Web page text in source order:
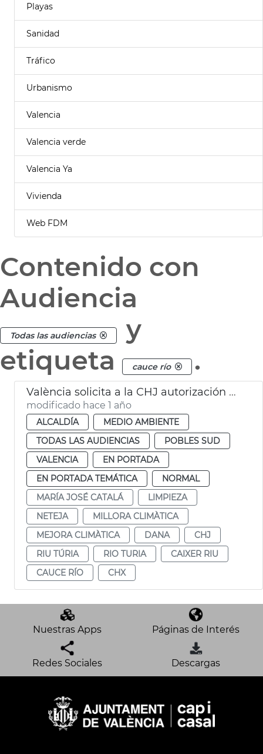
Playas
Sanidad
Tráfico
Urbanismo
Valencia
Valencia verde
Valencia Ya
Vivienda
Web FDM
Contenido con
Audiencia
Todas las audiencias
y
etiqueta
cauce río .
València solicita a la CHJ autorización para limipar el cauce del Turia
modificado hace 1 año
ALCALDÍA
MEDIO AMBIENTE
TODAS LAS AUDIENCIAS
POBLES SUD
VALENCIA
EN PORTADA
EN PORTADA TEMÁTICA
NORMAL
MARÍA JOSÉ CATALÁ
LIMPIEZA
NETEJA
MILLORA CLIMÀTICA
MEJORA CLIMÀTICA
DANA
CHJ
RIU TÚRIA
RIO TURIA
CAIXER RIU
CAUCE RÍO
CHX
Nuestras Apps Páginas de Interés
Redes Sociales Descargas